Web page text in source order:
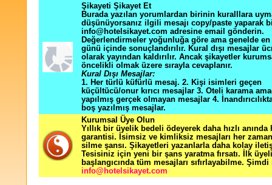
Şikayeti Şikayet Et
Burada yazılan yorumlardan birinin kuralllara
düşünüyorsanız ilgili mesajı copy/paste yaparak
info@hotelsikayet.com adresine email gönderin.
Değerlendirmeler yoğunluğa göre ama genelde
günü içinde sonuçlandırılır. Kural dışı mesajlar
olarak yayından kaldırılır. Ancak şikayetler
öncelikli olmak üzere sırayla cevaplanır.
Kural Dışı Mesajlar:
1. Her türlü küfürlü mesaj. 2. Kişi isimleri geçen
küçültücü/onur kırıcı mesajlar 3. Oteli karama
yapılmış gerçek olmayan mesajlar 4.
boş yazılmış mesajlar.
Kurumsal Üye Olun
Yıllık bir üyelik bedeli ödeyerek daha hızlı
garantisi. İsimsiz ve kimliksiz mesajları her zaman
silme şansı. Şikayetleri yazanlarla daha kolay
Tesisiniz için yeni bir şans yaratma fırsatı. İlk
başlangıcında tüm mesajları sıfırlayabilme. Şimdi
info@hotelsikayet.com